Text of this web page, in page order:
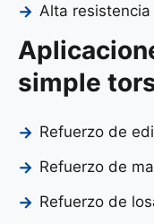
Alta
simple
Refuerzo de
Refuerzo de
Refuerzo de